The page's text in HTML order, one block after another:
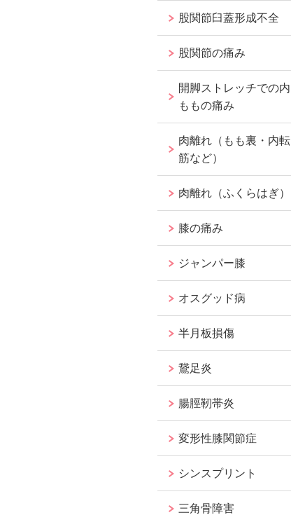
股関節臼蓋形成不全
股関節の痛み
開脚ストレッチでの内
ももの痛み
肉離れ（もも裏・内転
筋など）
肉離れ（ふくらはぎ）
膝の痛み
ジャンパー膝
オスグッド病
半月板損傷
鵞足炎
腸脛靭帯炎
変形性膝関節症
シンスプリント
三角骨障害